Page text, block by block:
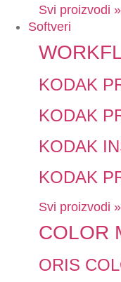
Svi proizvodi »
Softveri
KODAK
KODAK
KODAK
KODAK
Svi proizvodi »
COLOR
ORIS